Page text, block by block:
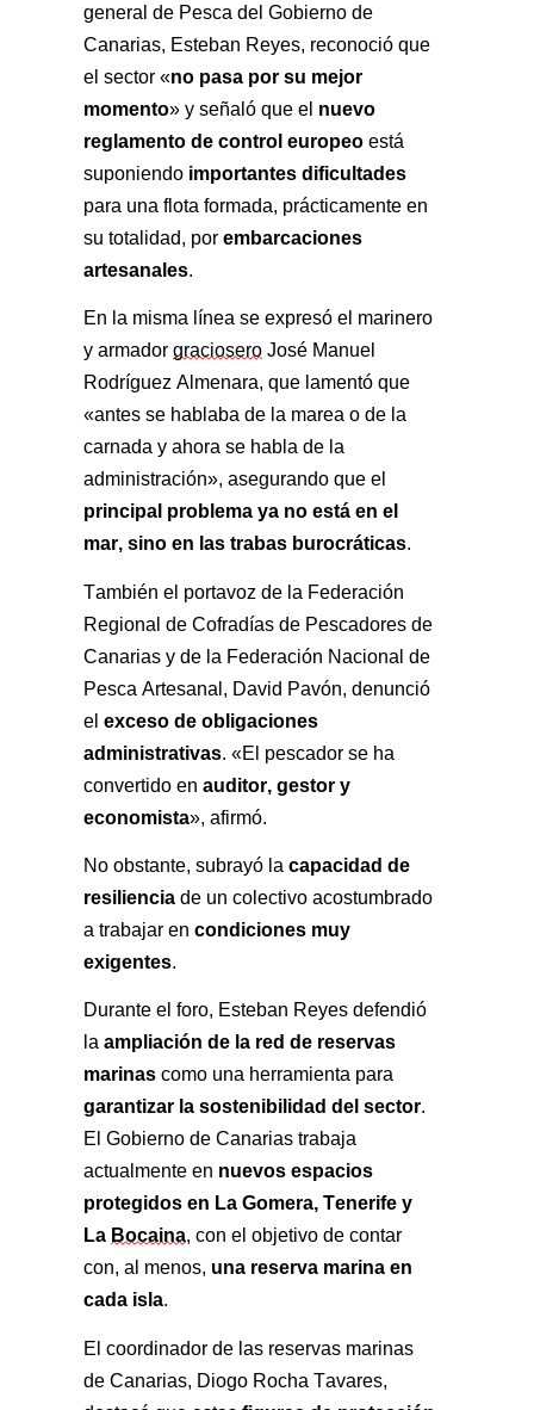
general de Pesca del Gobierno de
Canarias, Esteban Reyes, reconoció que
el sector «no pasa por su mejor
momento» y señaló que el nuevo
reglamento de control europeo está
suponiendo importantes dificultades
para una flota formada, prácticamente en
su totalidad, por embarcaciones
artesanales.
En la misma línea se expresó el marinero
y armador graciosero José Manuel
Rodríguez Almenara, que lamentó que
«antes se hablaba de la marea o de la
carnada y ahora se habla de la
principal problema ya no está en el
mar, sino en las trabas burocráticas.
También el portavoz de la Federación
Regional de Cofradías de Pescadores de
Canarias y de la Federación Nacional de
Pesca Artesanal, David Pavón, denunció
el exceso de obligaciones
administrativas. «El pescador se ha
convertido en auditor, gestor y
economista», afirmó.
No obstante, subrayó la capacidad de
resiliencia de un colectivo acostumbrado
a trabajar en condiciones muy
exigentes.
Durante el foro, Esteban Reyes defendió
la ampliación de la red de reservas
marinas
garantizar la sostenibilidad del sector.
El Gobierno de Canarias trabaja
actualmente en nuevos espacios
protegidos en La Gomera, Tenerife y
La Bocaina, con el objetivo de contar
con, al menos, una reserva marina en
cada isla.
El coordinador de las reservas marinas
de Canarias, Diogo Rocha Tavares,